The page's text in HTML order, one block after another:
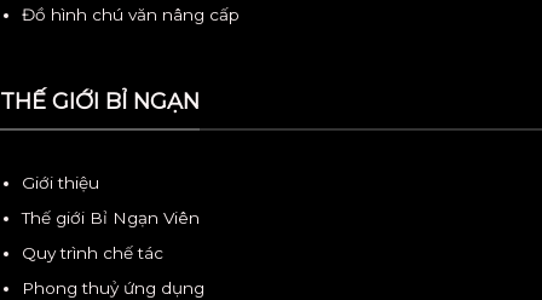
Đồ hình chú văn nâng cấp
THẾ GIỚI BỈ NGẠN
Giới thiệu
Thế giới Bỉ Ngạn Viên
Quy trình chế tác
Phong thuỷ ứng dụng